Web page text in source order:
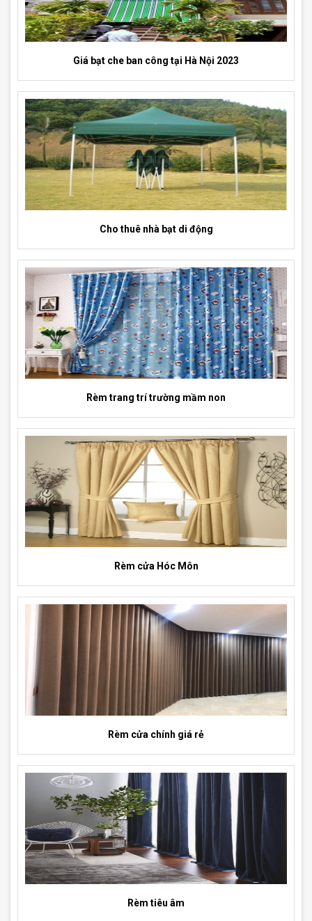
Giá bạt che ban công tại Hà Nội 2023
Cho thuê nhà bạt di động
Rèm trang trí trường mầm non
Rèm cửa Hóc Môn
Rèm cửa chính giá rẻ
Rèm tiêu âm